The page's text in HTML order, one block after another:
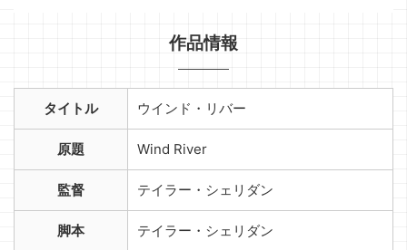
作品情報
タイトル ウインド・リバー
原題 Wind River
監督 テイラー・シェリダン
脚本 テイラー・シェリダン